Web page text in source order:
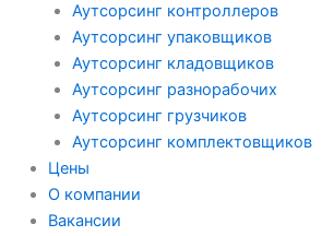
Аутсорсинг контроллеров
Аутсорсинг упаковщиков
Аутсорсинг кладовщиков
Аутсорсинг разнорабочих
Аутсорсинг грузчиков
Аутсорсинг комплектовщиков
Цены
О компании
Вакансии